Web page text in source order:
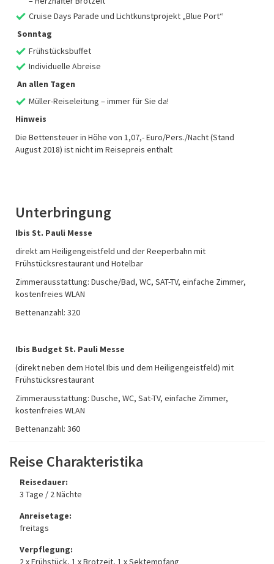
Cruise Days Parade und Lichtkunstprojekt „Blue Port“
Sonntag
Frühstücksbuffet
Individuelle Abreise
An allen Tagen
Müller-Reiseleitung – immer für Sie da!
Hinweis
Die Bettensteuer in Höhe von 1,07,- Euro/Pers./Nacht (Stand
August 2018) ist nicht im Reisepreis enthalt
Unterbringung
Ibis St. Pauli Messe
direkt am Heiligengeistfeld und der Reeperbahn mit
Frühstücksrestaurant und Hotelbar
Zimmerausstattung: Dusche/Bad, WC, SAT-TV, einfache Zimmer,
kostenfreies WLAN
Bettenanzahl: 320
Ibis Budget St. Pauli Messe
(direkt neben dem Hotel Ibis und dem Heiligengeistfeld) mit
Frühstücksrestaurant
Zimmerausstattung: Dusche, WC, Sat-TV, einfache Zimmer,
kostenfreies WLAN
Bettenanzahl: 360
Reise Charakteristika
Reisedauer:
3 Tage / 2 Nächte
Anreisetage:
freitags
Verpflegung:
2 x Frühstück, 1 x Brotzeit, 1 x Sektempfang